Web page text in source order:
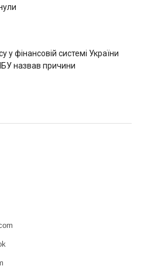
у фінансовій системі України
назвав причини